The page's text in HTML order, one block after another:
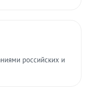
российских и